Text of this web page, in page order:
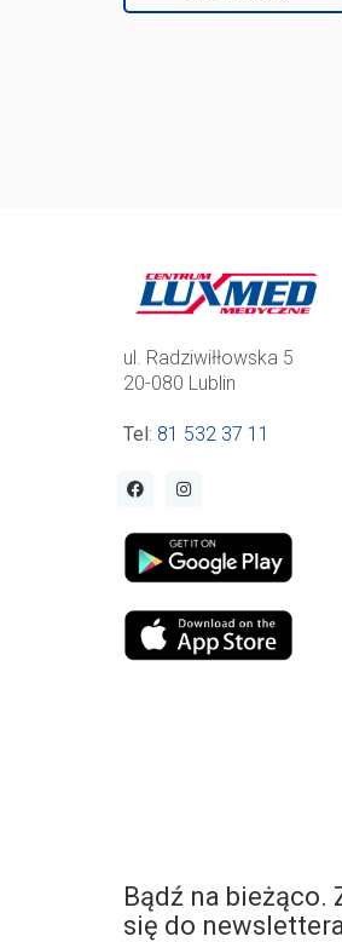
ul. Radziwiłłowska 5
20-080 Lublin
Tel: 81 532 37 11
Bądź na bieżąco.
się do